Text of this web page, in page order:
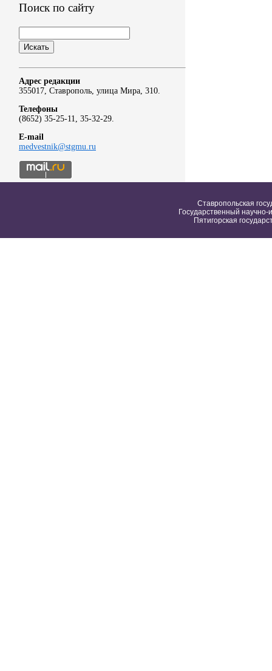
Поиск по сайту
Адрес редакции
355017, Ставрополь, улица Мира, 310.
Телефоны
(8652) 35-25-11, 35-32-29.
E-mail
medvestnik@stgmu.ru
Ставропольская
Государственный научно-
Пятигорская